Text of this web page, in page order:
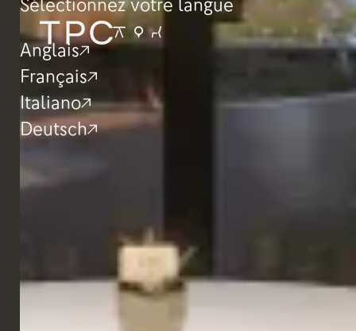
Sélectionnez votre langue
Anglais
Français
Italiano
Deutsch